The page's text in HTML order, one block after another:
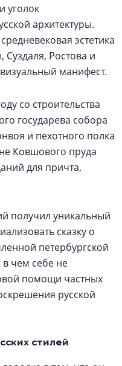
уголок
архитектуры.
эстетика
Ростова и
манифест.
со строительства
государева собора
и пехотного полка
Ковшового пруда
для причта,
получил уникальный
сказку о
петербургской
чем себе не
помощи частных
русской
стилей